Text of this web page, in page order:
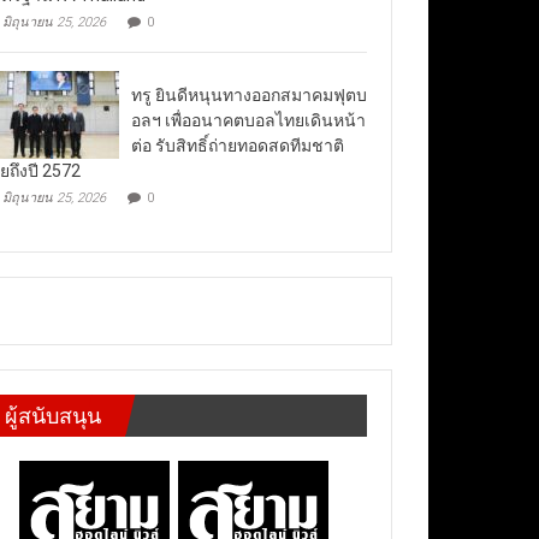
มิถุนายน 25, 2026 0
ทรู ยินดีหนุนทางออกสมาคมฟุตบ
อลฯ เพื่ออนาคตบอลไทยเดินหน้า
ต่อ รับสิทธิ์ถ่ายทอดสดทีมชาติ
ถึงปี 2572
มิถุนายน 25, 2026 0
ผู้สนับสนุน